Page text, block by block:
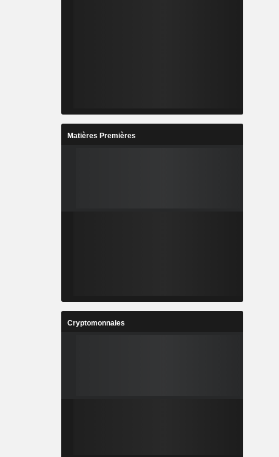
Matières Premières
Cryptomonnaies